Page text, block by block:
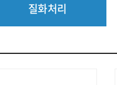
질화처리